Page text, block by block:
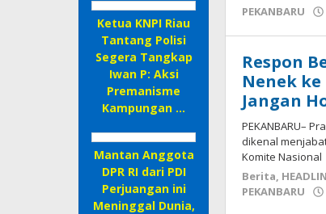
Ketua KNPI Riau
Tantang Polisi
Segera Tangkap
Iwan P: Aksi
Premanisme
Kampungan …
Mantan Anggota
DPR RI dari PDI
Perjuangan ini
Meninggal Dunia,
PEKANBARU
Respon
Nenek ke
Jangan
PEKANBARU–
dikenal
Komite Nasional
Berita,
PEKANBARU